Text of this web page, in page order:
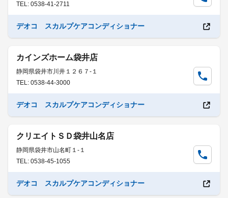
TEL: 0538-41-2711
デオコ スカルプケアコンディショナー
カインズホーム袋井店
静岡県袋井市川井１２６７-１
TEL: 0538-44-3000
デオコ スカルプケアコンディショナー
クリエイトＳＤ袋井山名店
静岡県袋井市山名町１-１
TEL: 0538-45-1055
デオコ スカルプケアコンディショナー